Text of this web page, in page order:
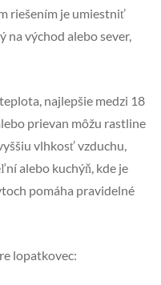
riešením je umiestniť
na východ alebo sever,
najlepšie medzi 18
prievan môžu rastline
vlhkosť vzduchu,
alebo kuchýň, kde je
pomáha pravidelné
lopatkovec: